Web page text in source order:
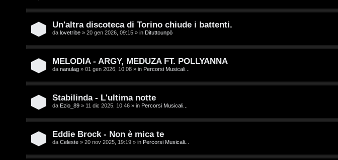
Un'altra discoteca di Torino chiude i battenti.
da lovetribe » 20 gen 2026, 09:15 » in Dituttounpò
MELODIA - ARGY, MEDUZA FT. POLLYANNA
da nanulag » 01 gen 2026, 10:08 » in Percorsi Musicali...
Stabilinda - L'ultima notte
da Ezio_89 » 11 dic 2025, 10:46 » in Percorsi Musicali...
Eddie Brock - Non è mica te
da Celeste » 20 nov 2025, 19:19 » in Percorsi Musicali...